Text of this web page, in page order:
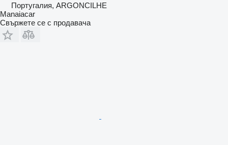
Португалия, ARGONCILHE
Manaiacar
Свържете се с продавача